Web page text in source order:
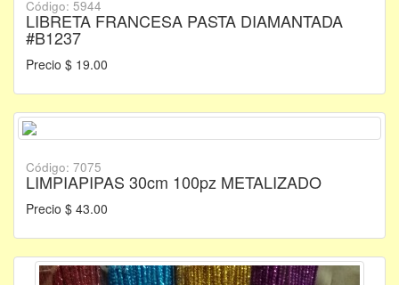
Código: 5944
LIBRETA FRANCESA PASTA DIAMANTADA
#B1237
Precio $ 19.00
Código: 7075
LIMPIAPIPAS 30cm 100pz METALIZADO
Precio $ 43.00